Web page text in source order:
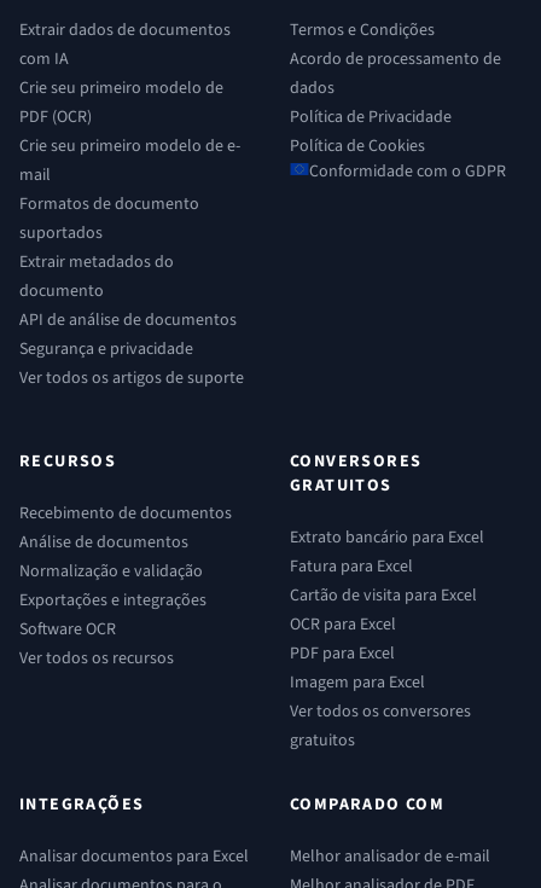
Extrair dados de documentos
com IA
Crie seu primeiro modelo de
PDF (OCR)
Crie seu primeiro modelo de e-
mail
Formatos de documento
suportados
Extrair metadados do
documento
API de análise de documentos
Segurança e privacidade
Ver todos os artigos de suporte
Termos e Condições
Acordo de processamento de
dados
Política de Privacidade
Política de Cookies
Conformidade com o GDPR
RECURSOS
Recebimento de documentos
Análise de documentos
Normalização e validação
Exportações e integrações
Software OCR
Ver todos os recursos
CONVERSORES
GRATUITOS
Extrato bancário para Excel
Fatura para Excel
Cartão de visita para Excel
OCR para Excel
PDF para Excel
Imagem para Excel
Ver todos os conversores
gratuitos
INTEGRAÇÕES
Analisar documentos para Excel
COMPARADO COM
Melhor analisador de e-mail